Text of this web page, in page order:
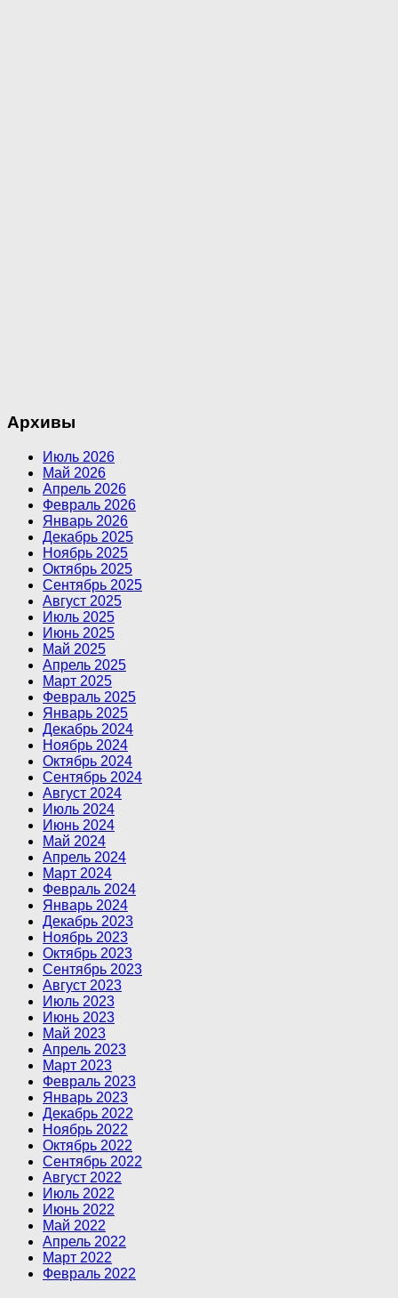
Архивы
Июль 2026
Май 2026
Апрель 2026
Февраль 2026
Январь 2026
Декабрь 2025
Ноябрь 2025
Октябрь 2025
Сентябрь 2025
Август 2025
Июль 2025
Июнь 2025
Май 2025
Апрель 2025
Март 2025
Февраль 2025
Январь 2025
Декабрь 2024
Ноябрь 2024
Октябрь 2024
Сентябрь 2024
Август 2024
Июль 2024
Июнь 2024
Май 2024
Апрель 2024
Март 2024
Февраль 2024
Январь 2024
Декабрь 2023
Ноябрь 2023
Октябрь 2023
Сентябрь 2023
Август 2023
Июль 2023
Июнь 2023
Май 2023
Апрель 2023
Март 2023
Февраль 2023
Январь 2023
Декабрь 2022
Ноябрь 2022
Октябрь 2022
Сентябрь 2022
Август 2022
Июль 2022
Июнь 2022
Май 2022
Апрель 2022
Март 2022
Февраль 2022